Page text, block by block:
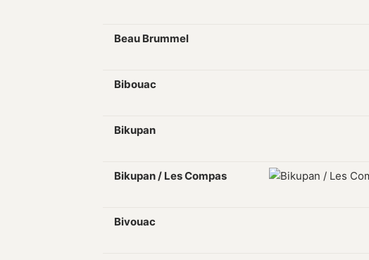
Beau Brummel
Bibouac
Bikupan
Bikupan / Les Compas
Bivouac